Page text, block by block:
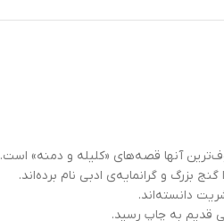
آنها قصه‌های «کلیله و دمنه» است.
بزرگ و گرانمایه‌ی ادبی نام برده‌اند.
دانسته‌اند.